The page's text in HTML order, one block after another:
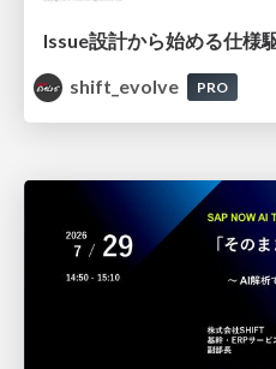
shift_evolve
PRO